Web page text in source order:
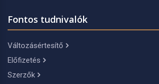
Fontos tudnivalók
Változásértesítő
Előfizetés
Szerzők